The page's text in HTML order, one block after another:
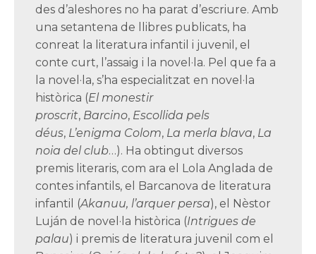
des d’aleshores no ha parat d’escriure. Amb
una setantena de llibres publicats, ha
conreat la literatura infantil i juvenil, el
conte curt, l’assaig i la novel·la. Pel que fa a
la novel·la, s’ha especialitzat en novel·la
històrica (El monestir
proscrit, Barcino, Escollida pels
déus, L’enigma Colom, La merla blava, La
noia del club…). Ha obtingut diversos
premis literaris, com ara el Lola Anglada de
contes infantils, el Barcanova de literatura
infantil (Akanuu, l’arquer persa), el Nèstor
Luján de novel·la històrica (Intrigues de
palau) i premis de literatura juvenil com el